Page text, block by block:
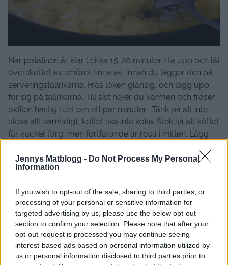
Jennys Matblogg - Do Not Process My Personal
Information
If you wish to opt-out of the sale, sharing to third parties, or
processing of your personal or sensitive information for
targeted advertising by us, please use the below opt-out
section to confirm your selection. Please note that after your
opt-out request is processed you may continue seeing
interest-based ads based on personal information utilized by
us or personal information disclosed to third parties prior to
När potatisen är klar ( cirka 15-20 minuter ) ta upp och låt
överskottet av smöret rinna av, innan du lägger den på
serveringstallrikarna. Fräs löken glansig, och lägg upp
för sig på tallrikarna. Till sist höjer du värmen och fräser
oxfilen hastig runt om ett par minuter. Tänk på att inte
steka allt samtidigt, köttet ska inte koka. Stek så att köttet
får vacker färg, men fortfarande är rosa i mitten. Lägg
äggula.
❤️ ❤️ ❤️ ❤️ ❤️ ❤️ ❤️ ❤️ ❤️ ❤️ ❤️
Och självklart vill jag ge ett Söndagstips,
då Cervera just nu har upp til 40 % RABATT på deras
köksprodukter.KLICKA HÄR